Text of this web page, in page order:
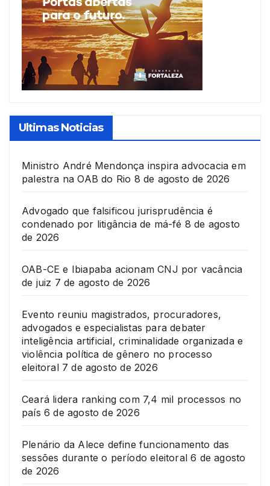
Ultimas Noticias
Ministro André Mendonça inspira advocacia em
palestra na OAB do Rio 8 de agosto de 2026
Advogado que falsificou jurisprudência é
condenado por litigância de má-fé 8 de agosto
de 2026
OAB-CE e Ibiapaba acionam CNJ por vacância
de juiz 7 de agosto de 2026
Evento reuniu magistrados, procuradores,
advogados e especialistas para debater
inteligência artificial, criminalidade organizada e
violência política de gênero no processo
eleitoral 7 de agosto de 2026
Ceará lidera ranking com 7,4 mil processos no
país 6 de agosto de 2026
Plenário da Alece define funcionamento das
sessões durante o período eleitoral 6 de agosto
de 2026